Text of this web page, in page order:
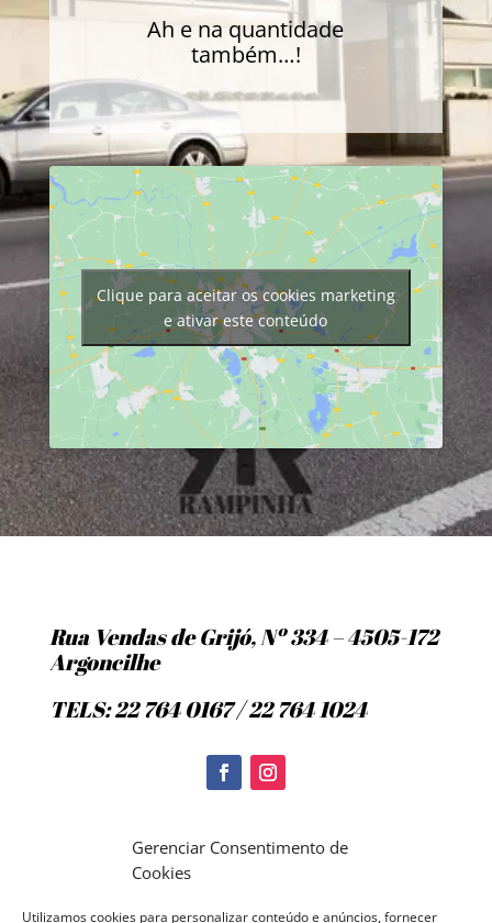
Gerenciar Consentimento de
Cookies
Utilizamos cookies para personalizar conteúdo e anúncios, fornecer
Ah e na quantidade
também…!
Clique para aceitar os cookies marketing
e ativar este conteúdo
Rua Vendas de Grijó, Nº 334 – 4505-172
Argoncilhe
TELS: 22 764 0167 / 22 764 1024
Politica de Cookies